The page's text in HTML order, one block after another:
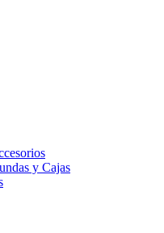
y Cajas